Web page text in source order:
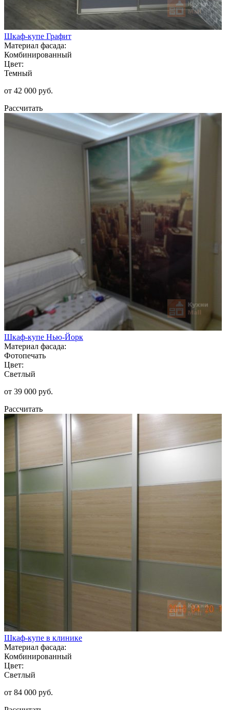
Шкаф-купе Графит
Материал фасада:
Комбинированный
Цвет:
Темный
от 42 000 руб.
Рассчитать
Шкаф-купе Нью-Йорк
Материал фасада:
Фотопечать
Цвет:
Светлый
от 39 000 руб.
Рассчитать
Шкаф-купе в клинике
Материал фасада:
Комбинированный
Цвет:
Светлый
от 84 000 руб.